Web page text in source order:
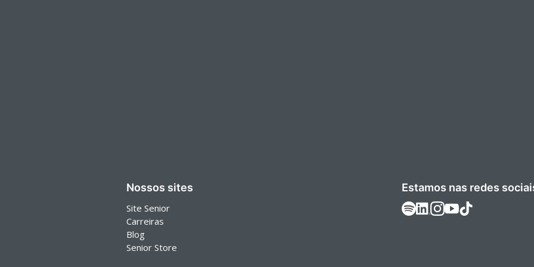
Nossos sites
Site Senior
Carreiras
Blog
Senior Store
Estamos nas redes